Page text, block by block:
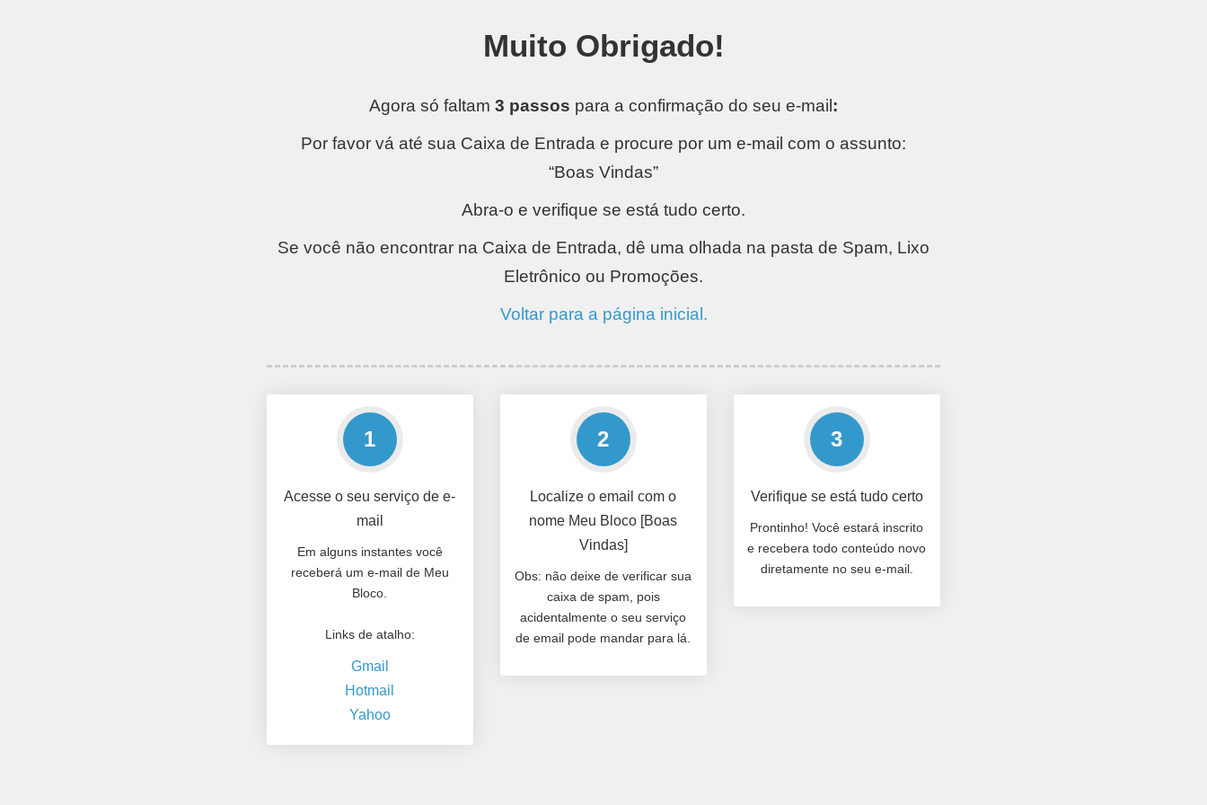
Muito Obrigado!
Agora só faltam 3 passos para a confirmação do seu e-mail :
Por favor vá até sua Caixa de Entrada e procure por um e-mail com o assunto:
“Boas Vindas”
Abra-o e verifique se está tudo certo.
Se você não encontrar na Caixa de Entrada, dê uma olhada na pasta de Spam, Lixo
Eletrônico ou Promoções.
Voltar para a página inicial.
1
Acesse o seu serviço de e-
mail
Em alguns instantes você
receberá um e-mail de Meu
Bloco.
Links de atalho:
Gmail
Hotmail
Yahoo
2
Localize o email com o
nome Meu Bloco [Boas
Vindas]
Obs: não deixe de verificar sua
caixa de spam, pois
acidentalmente o seu serviço
de email pode mandar para lá.
3
Verifique se está tudo certo
Prontinho! Você estará inscrito
e recebera todo conteúdo novo
diretamente no seu e-mail.